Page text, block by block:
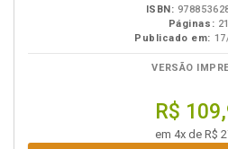
ISBN:
Páginas:
Publicado em:
VERSÃO
R$
em 4x de R$